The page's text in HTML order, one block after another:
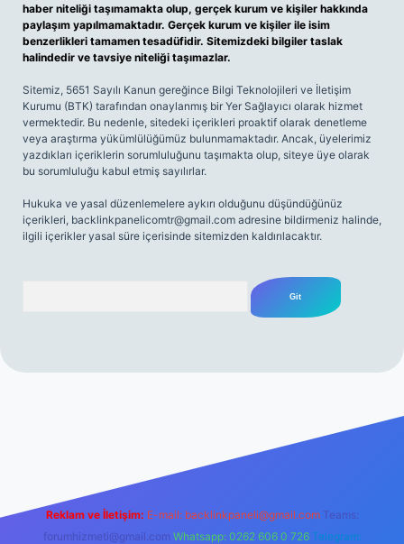
haber niteliği taşımamakta olup, gerçek kurum ve kişiler hakkında
paylaşım yapılmamaktadır. Gerçek kurum ve kişiler ile isim
benzerlikleri tamamen tesadüfidir. Sitemizdeki bilgiler taslak
halindedir ve tavsiye niteliği taşımazlar.
Sitemiz, 5651 Sayılı Kanun gereğince Bilgi Teknolojileri ve İletişim
Kurumu (BTK) tarafından onaylanmış bir Yer Sağlayıcı olarak hizmet
vermektedir. Bu nedenle, sitedeki içerikleri proaktif olarak denetleme
veya araştırma yükümlülüğümüz bulunmamaktadır. Ancak, üyelerimiz
yazdıkları içeriklerin sorumluluğunu taşımakta olup, siteye üye olarak
bu sorumluluğu kabul etmiş sayılırlar.
Hukuka ve yasal düzenlemelere aykırı olduğunu düşündüğünüz
içerikleri, backlinkpanelicomtr@gmail.com adresine bildirmeniz halinde,
ilgili içerikler yasal süre içerisinde sitemizden kaldırılacaktır.
Reklam ve İletişim: E-mail: backlinkpaneli@gmail.com Teams:
forumhizmeti@gmail.com Whatsapp: 0262 606 0 726 Telegram: